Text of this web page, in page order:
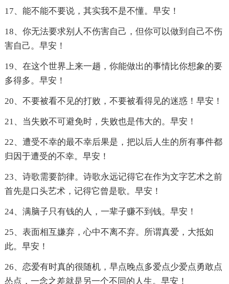
17、能不能不要说，其实我不是不懂。早安！
18、你无法要求别人不伤害自己，但你可以做到自己不伤
害自己。早安！
19、在这个世界上来一趟，你能做出的事情比你想象的要
多得多。早安！
20、不要被看不见的打败，不要被看得见的迷惑！早安！
21、当失败不可避免时，失败也是伟大的。早安！
22、遭受不幸的最不幸后果是，把以后人生的所有事件都
归因于遭受的不幸。早安！
23、诗歌需要韵律。诗歌永远记得它在作为文字艺术之前
首先是口头艺术，记得它曾是歌。早安！
24、满脑子只有钱的人，一辈子赚不到钱。早安！
25、表面相互嫌弃，心中不离不弃。所谓真爱，大抵如
此。早安！
26、恋爱有时真的很随机，早点晚点多爱点少爱点勇敢点
怂点，一念之差就是另一个不同的人生。早安！